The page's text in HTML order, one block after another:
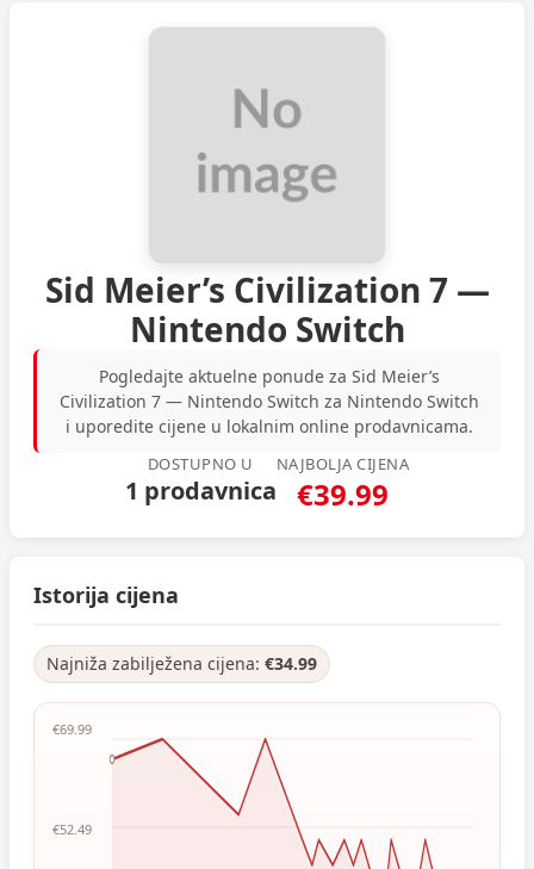
Sid Meier’s Civilization 7 —
Nintendo Switch
Pogledajte aktuelne ponude za Sid Meier’s
Civilization 7 — Nintendo Switch za Nintendo Switch
i uporedite cijene u lokalnim online prodavnicama.
DOSTUPNO U
1 prodavnica
NAJBOLJA CIJENA
€39.99
Istorija cijena
Najniža zabilježena cijena: €34.99
€69.99
€52.49